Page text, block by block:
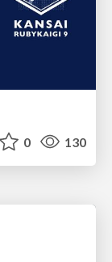
0 130